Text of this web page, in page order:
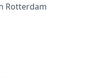
Rotterdam